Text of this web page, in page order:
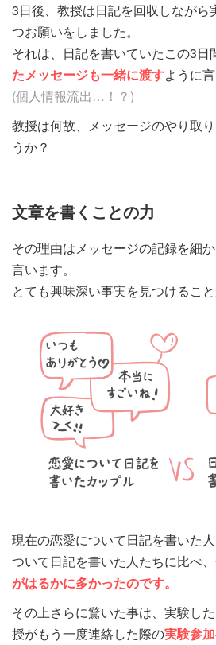
3日後、教授は日記を回収しながら
つお願いをしました。
それは、日記を書いていたこの3日
たメッセージも一緒に渡すように
(個人情報流出…！？)
教授は何故、メッセージのやり取
うか？
文章を書くことの力
その理由はメッセージの記録を細
言います。
とても興味深い事実を見つけるこ
現在の恋愛について日記を書いた
ついて日記を書いた人たちに比べ、
がはるかに多かったのです。
その上さらに驚いた事は、実験し
授がもう一度連絡した際の実験参